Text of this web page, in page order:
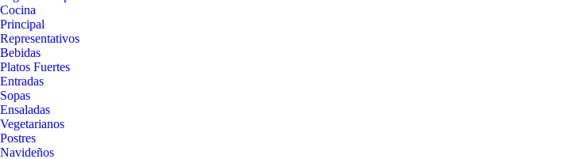
Cocina
Principal
Representativos
Bebidas
Platos Fuertes
Entradas
Sopas
Ensaladas
Vegetarianos
Postres
Navideños